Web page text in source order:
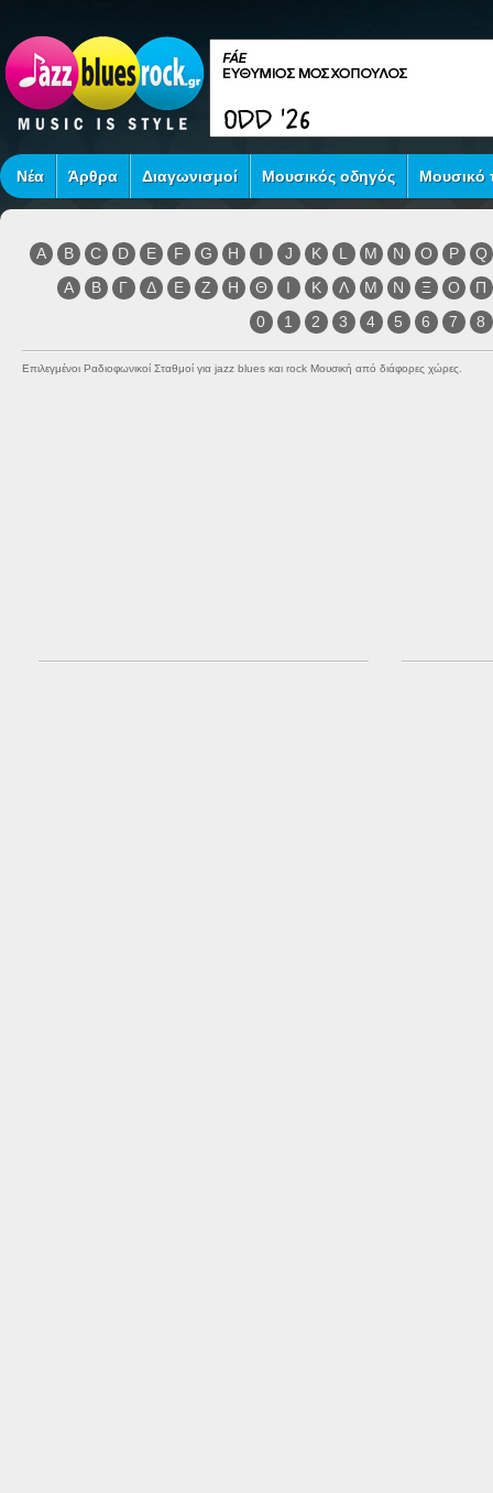
Νέα Άρθρα Διαγωνισμοί Μουσικός οδηγός Μουσικό
A B C D E F G H I J K L M N O P
Q
Α
Β Γ Δ Ε Ζ Η Θ Ι Κ Λ Μ Ν Ξ Ο
Π
0
1 2 3 4 5 6 7 8
Επιλεγμένοι Ραδιοφωνικοί Σταθμοί για jazz blues και rock Μουσική από διάφορες χώρες.